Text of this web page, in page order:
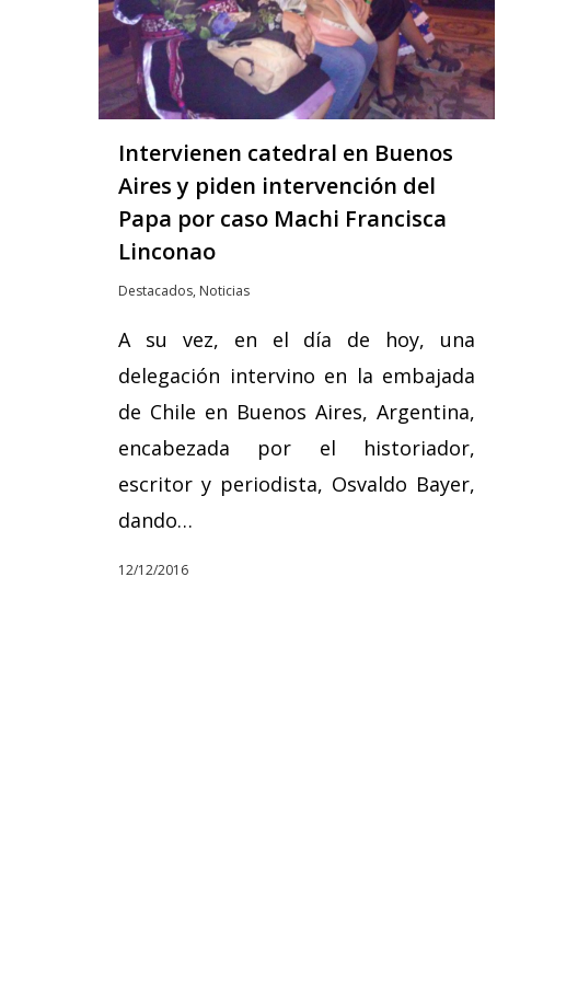
Intervienen catedral en Buenos
Aires y piden intervención del
Papa por caso Machi Francisca
Linconao
Destacados, Noticias
A su vez, en el día de hoy, una
delegación intervino en la embajada
de Chile en Buenos Aires, Argentina,
encabezada por el historiador,
escritor y periodista, Osvaldo Bayer,
dando…
12/12/2016